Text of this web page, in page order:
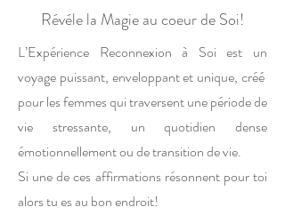
Révéle la Magie au coeur de Soi!
L’Expérience Reconnexion à Soi est un
voyage puissant, enveloppant et unique, créé
pour les femmes qui traversent une période de
vie stressante, un quotidien dense
émotionnellement ou de transition de vie.
Si une de ces affirmations résonnent pour toi
alors tu es au bon endroit!